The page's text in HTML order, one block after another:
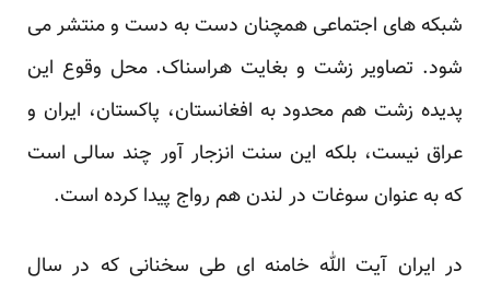
شبکه های اجتماعی همچنان دست به دست و منتشر می
شود. تصاویر زشت و بغایت هراسناک. محل وقوع این
پدیده زشت هم محدود به افغانستان، پاکستان، ایران و
عراق نیست، بلکه این سنت انزجار آور چند سالی است
که به عنوان سوغات در لندن هم رواج پیدا کرده است.
در ایران آیت الله خامنه ای طی سخنانی که در سال